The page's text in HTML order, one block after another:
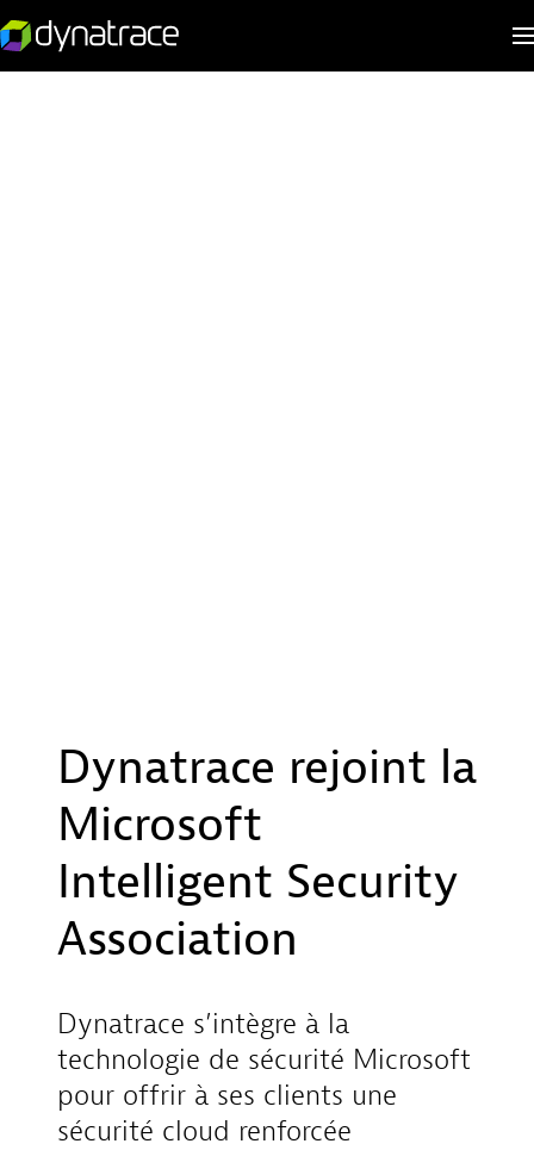
Dynatrace rejoint la
Microsoft
Intelligent Security
Association
Dynatrace s’intègre à la
technologie de sécurité Microsoft
pour offrir à ses clients une
sécurité cloud renforcée